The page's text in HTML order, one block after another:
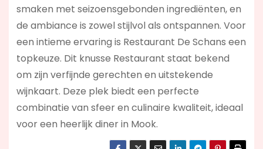
smaken met seizoensgebonden ingrediënten, en
de ambiance is zowel stijlvol als ontspannen. Voor
een intieme ervaring is Restaurant De Schans een
topkeuze. Dit knusse Restaurant staat bekend
om zijn verfijnde gerechten en uitstekende
wijnkaart. Deze plek biedt een perfecte
combinatie van sfeer en culinaire kwaliteit, ideaal
voor een heerlijk diner in Mook.